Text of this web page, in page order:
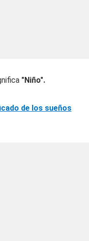
"Niño".
de los sueños